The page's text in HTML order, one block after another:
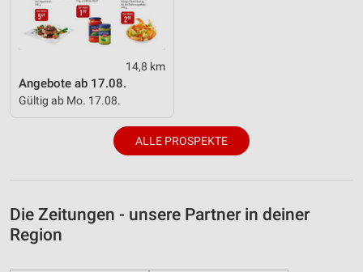
14,8 km
Angebote ab 17.08.
Gültig ab Mo. 17.08.
ALLE PROSPEKTE
Die Zeitungen - unsere Partner in deiner
Region